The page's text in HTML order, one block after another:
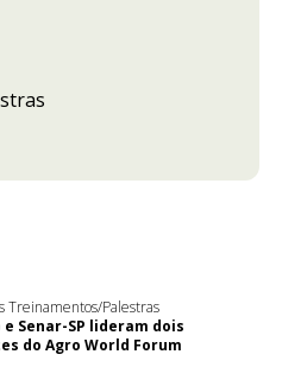
Treinamentos/Palestras
e Senar-SP lideram dois
do Agro World Forum